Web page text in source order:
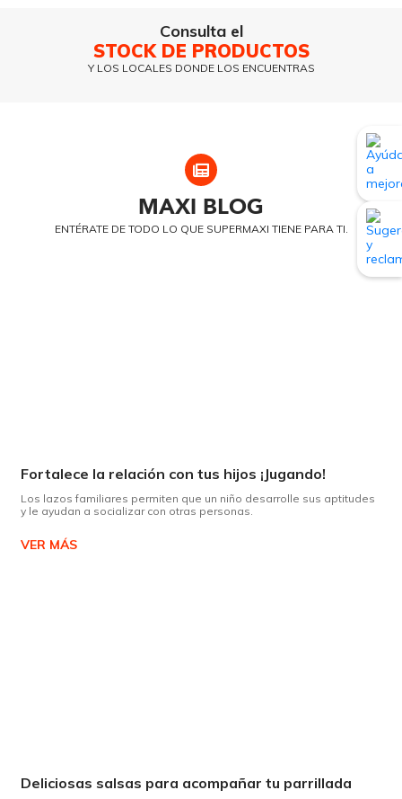
Consulta el
STOCK DE PRODUCTOS
Y LOS LOCALES DONDE LOS ENCUENTRAS
MAXI BLOG
ENTÉRATE DE TODO LO QUE SUPERMAXI TIENE PARA TI.
Fortalece la relación con tus hijos ¡Jugando!
Los lazos familiares permiten que un niño desarrolle sus aptitudes
y le ayudan a socializar con otras personas.
VER MÁS
Deliciosas salsas para acompañar tu parrillada